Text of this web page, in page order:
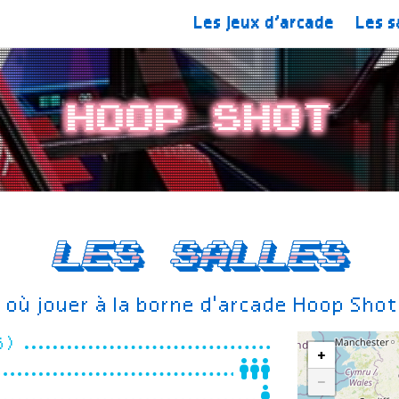
Les jeux d’arcade Les
Hoop Shot
Les salles
où jouer à la borne d'arcade Hoop
+
−